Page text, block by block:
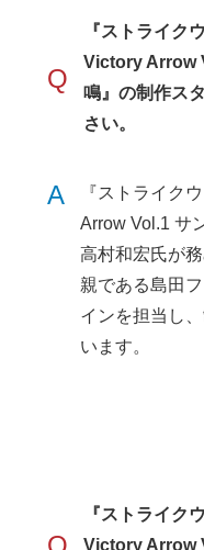
Q
『ストライク
Victory Arrow
鳴』の制作ス
さい。
A
『ストライク
Arrow Vol.1 サ
高村和宏氏が
親である島田
インを担当し
います。
『ストライク
Victory Arrow